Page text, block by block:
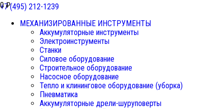
0₽
+7 (495) 212-1239
МЕХАНИЗИРОВАННЫЕ ИНСТРУМЕНТЫ
Аккумуляторные инструменты
Электроинструменты
Станки
Силовое оборудование
Строительное оборудование
Насосное оборудование
Тепло и клининговое оборудование (уборка)
Пневматика
Аккумуляторные дрели-шуруповерты